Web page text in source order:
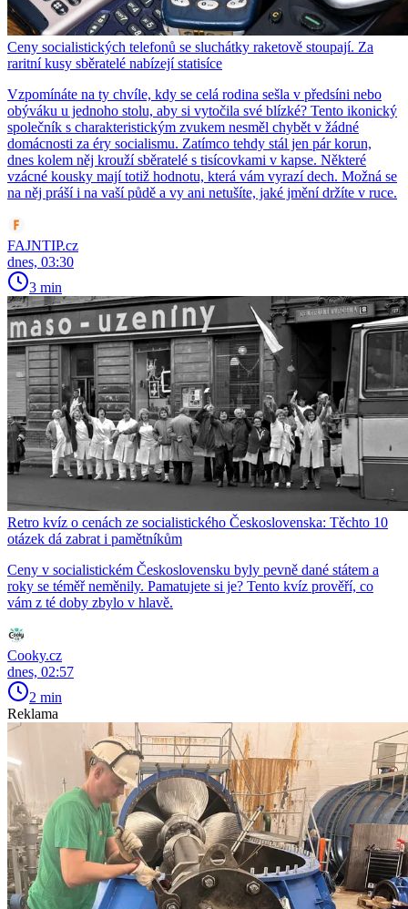
Ceny socialistických telefonů se sluchátky raketově stoupají. Za
raritní kusy sběratelé nabízejí statisíce
Vzpomínáte na ty chvíle, kdy se celá rodina sešla v předsíni nebo
obýváku u jednoho stolu, aby si vytočila své blízké? Tento ikonický
společník s charakteristickým zvukem nesměl chybět v žádné
domácnosti za éry socialismu. Zatímco tehdy stál jen pár korun,
dnes kolem něj krouží sběratelé s tisícovkami v kapse. Některé
vzácné kousky mají totiž hodnotu, která vám vyrazí dech. Možná se
na něj práší i na vaší půdě a vy ani netušíte, jaké jmění držíte v ruce.
FAJNTIP.cz
dnes, 03:30
3 min
Retro kvíz o cenách ze socialistického Československa: Těchto 10
otázek dá zabrat i pamětníkům
Ceny v socialistickém Československu byly pevně dané státem a
roky se téměř neměnily. Pamatujete si je? Tento kvíz prověří, co
vám z té doby zbylo v hlavě.
Cooky.cz
dnes, 02:57
2 min
Reklama